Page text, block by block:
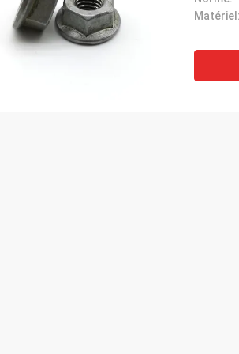
Matériel: